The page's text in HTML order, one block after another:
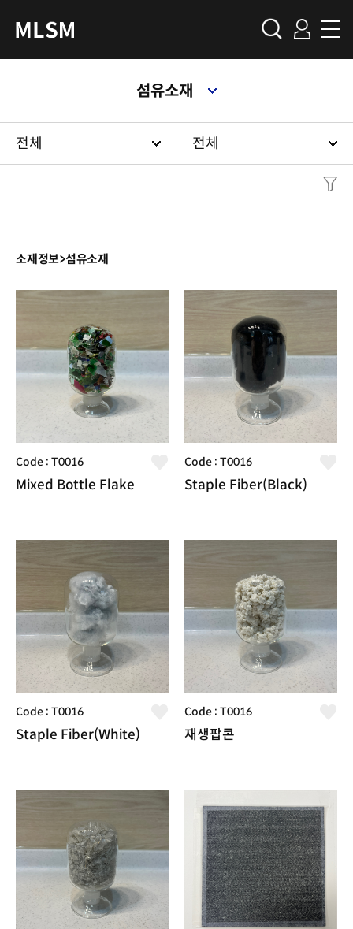
섬유소재
전체 전체
소재정보>섬유소재
Code : T0016
Mixed Bottle Flake
Code : T0016
Staple Fiber(Black)
Code : T0016
Staple Fiber(White)
Code : T0016
재생팝콘